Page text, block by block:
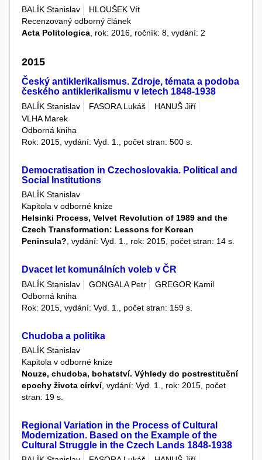
BALÍK Stanislav
HLOUŠEK Vít
Recenzovaný odborný článek
Acta Politologica , rok: 2016, ročník: 8, vydání: 2
2015
Český antiklerikalismus. Zdroje, témata a podoba
českého antiklerikalismu v letech 1848-1938
BALÍK Stanislav FASORA Lukáš
HANUŠ Jiří
VLHA Marek
Odborná kniha
Rok: 2015, vydání: Vyd. 1., počet stran: 500 s.
Democratisation in Czechoslovakia. Political and
Social Institutions
BALÍK Stanislav
Kapitola v odborné knize
Helsinki Process, Velvet Revolution of 1989 and the
Czech Transformation: Lessons for Korean
Peninsula?, vydání: Vyd. 1., rok: 2015, počet stran: 14 s.
Dvacet let komunálních voleb v ČR
BALÍK Stanislav GONGALA Petr
GREGOR Kamil
Odborná kniha
Rok: 2015, vydání: Vyd. 1., počet stran: 159 s.
Chudoba a politika
BALÍK Stanislav
Kapitola v odborné knize
Nouze, chudoba, bohatství. Výhledy do postrestituční
epochy života církví, vydání: Vyd. 1., rok: 2015, počet
stran: 19 s.
Regional Variation in the Process of Cultural
Modernization. Based on the Example of the
Cultural Struggle in the Czech Lands 1848-1938